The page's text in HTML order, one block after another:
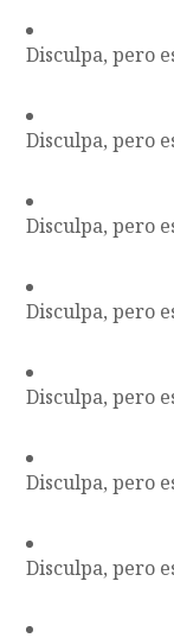
Disculpa, pero
Disculpa, pero
Disculpa, pero
Disculpa, pero
Disculpa, pero
Disculpa, pero
Disculpa, pero